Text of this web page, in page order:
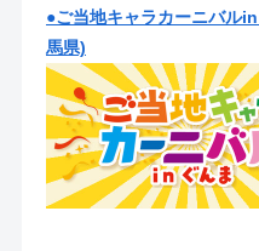
●ご当地キャラカーニバル
馬県)